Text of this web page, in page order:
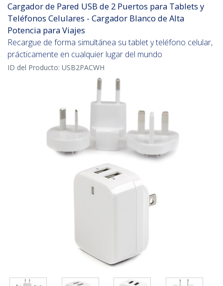
Cargador de Pared USB de 2 Puertos para Tablets y
Teléfonos Celulares - Cargador Blanco de Alta
Potencia para Viajes
Recargue de forma simultánea su tablet y teléfono celular,
prácticamente en cualquier lugar del mundo
ID del Producto: USB2PACWH